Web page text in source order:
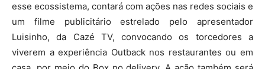
esse ecossistema, contará com ações nas redes sociais e
um filme publicitário estrelado pelo apresentador
Luisinho, da Cazé TV, convocando os torcedores a
viverem a experiência Outback nos restaurantes ou em